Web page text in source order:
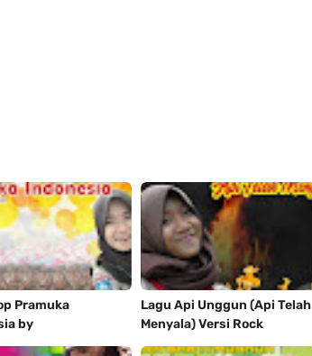
Pramuka
by
Band
Lagu Api Unggun (Api Telah
Menyala) Versi Rock